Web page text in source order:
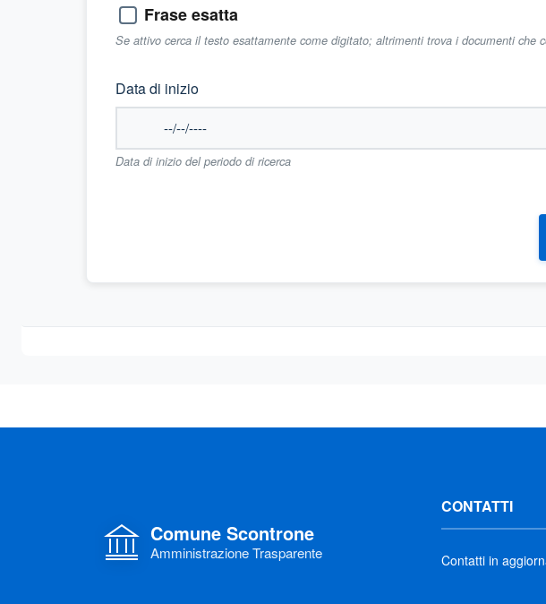
Frase esatta
Se attivo cerca il testo esattamente come digitato; altrimenti trova i documenti che
Data di inizio
Data di inizio del periodo di ricerca
Comune Scontrone
Amministrazione Trasparente
CONTATTI
Contatti in